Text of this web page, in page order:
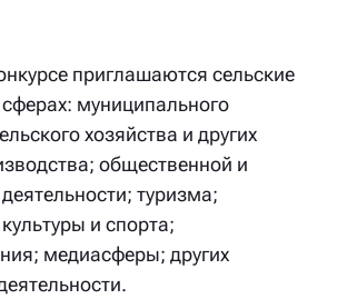
приглашаются сельские
муниципального
хозяйства и других
общественной и
туризма;
и спорта;
медиасферы; других